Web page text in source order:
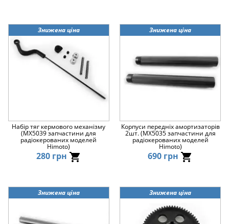
Знижена ціна
Набір тяг кермового механізму
(MX5039 запчастини для
радіокерованих моделей
Himoto)
280 грн
Знижена ціна
Корпуси передніх амортизаторів
2шт. (MX5035 запчастини для
радіокерованих моделей
Himoto)
690 грн
Знижена ціна Знижена ціна